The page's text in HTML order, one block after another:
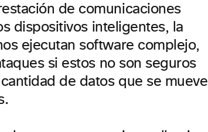
de comunicaciones
dispositivos inteligentes, la
ejecutan software complejo,
si estos no son seguros
de datos que se mueve